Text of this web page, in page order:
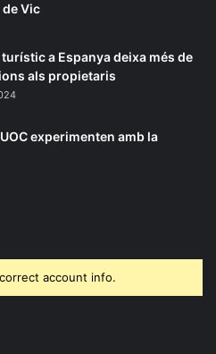
de Vic
a Espanya deixa més de
als propietaris
experimenten amb la
account info.